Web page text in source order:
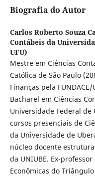
Biografia do Autor
Carlos Roberto Souza
Contábeis da
UFU)
Mestre em Ciências
Católica de São Paulo
Finanças pela
Bacharel em Ciências
Universidade Federal de
cursos presenciais de
da Universidade de
núcleo docente
da UNIUBE. Ex-
Econômicas do